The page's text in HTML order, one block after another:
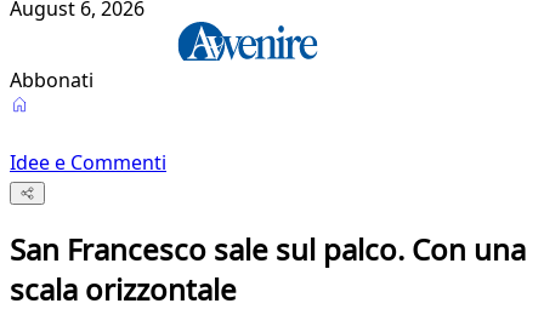
August 6, 2026
Abbonati
Idee e Commenti
San Francesco sale sul palco. Con una
scala orizzontale